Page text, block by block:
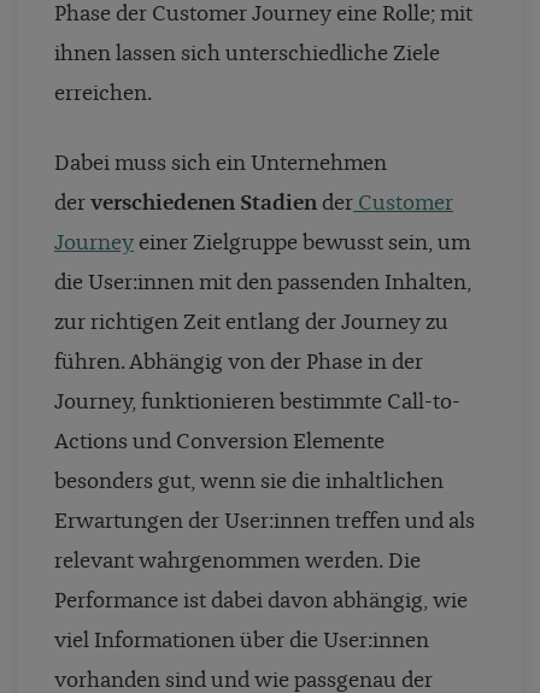
Phase der Customer Journey eine Rolle; mit
ihnen lassen sich unterschiedliche Ziele
erreichen.
Dabei muss sich ein Unternehmen
der verschiedenen Stadien der Customer
Journey einer Zielgruppe bewusst sein, um
die User:innen mit den passenden Inhalten,
zur richtigen Zeit entlang der Journey zu
führen. Abhängig von der Phase in der
Journey, funktionieren bestimmte Call-to-
Actions und Conversion Elemente
besonders gut, wenn sie die inhaltlichen
Erwartungen der User:innen treffen und als
relevant wahrgenommen werden. Die
Performance ist dabei davon abhängig, wie
viel Informationen über die User:innen
vorhanden sind und wie passgenau der